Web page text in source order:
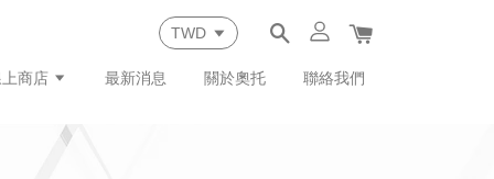
商店 最新消息 關於奧托 聯絡我們